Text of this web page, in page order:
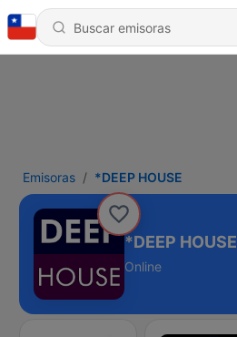
Emisoras *DEEP HOUSE
*DEEP HOUSE
Online